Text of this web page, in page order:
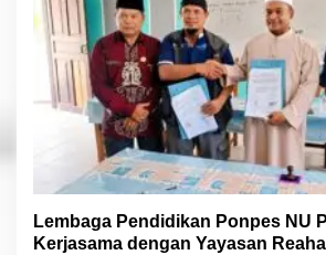
Lembaga Pendidikan Ponpes NU
Kerjasama dengan Yayasan